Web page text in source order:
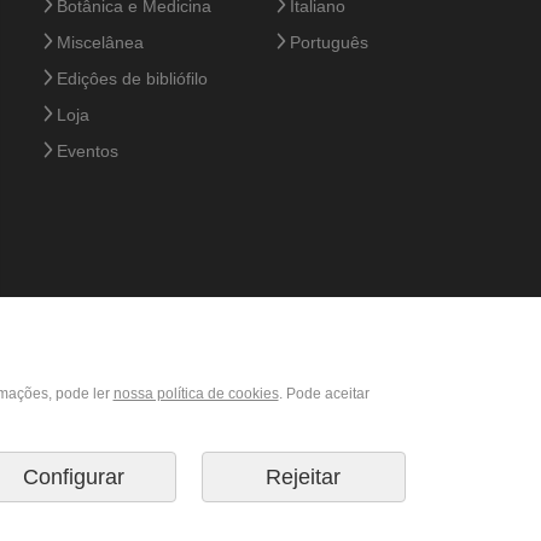
Botânica e Medicina
Miscelânea
Ediçôes de bibliófilo
Loja
Eventos
Italiano
Português
© 2026 M. Moleiro Editor, S.A.
pode ler nossa política de cookies. Pode aceitar
Configurar Rejeitar